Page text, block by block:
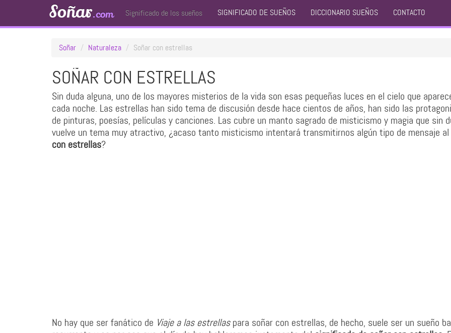
Soñar.com Significado de los sueños SIGNIFICADO DE SUEÑOS DICCIONARIO SUEÑOS CONTACTO
Soñar Naturaleza Soñar con estrellas
SOÑAR CON ESTRELLAS
Sin duda alguna, uno de los mayores misterios de la vida son esas pequeñas luces en el cielo que
cada noche. Las estrellas han sido tema de discusión desde hace cientos de años, han sido las
de pinturas, poesías, películas y canciones. Las cubre un manto sagrado de misticismo y magia que sin
vuelve un tema muy atractivo, ¿acaso tanto misticismo intentará transmitirnos algún tipo de mensaje al
con estrellas?
No hay que ser fanático de Viaje a las estrellaspara soñar con estrellas, de hecho, suele ser un sueño